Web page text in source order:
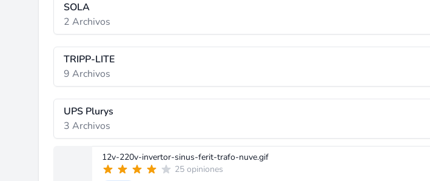
SOLA
2 Archivos
TRIPP-LITE
9 Archivos
UPS Plurys
3 Archivos
12v-220v-invertor-sinus-ferit-trafo-nuve.gif
25 opiniones